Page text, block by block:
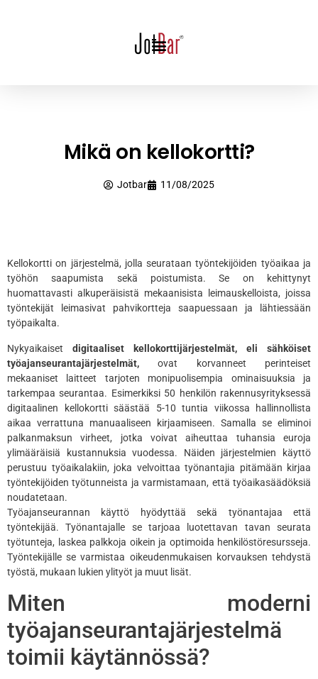
Mikä on kellokortti?
Jotbar 11/08/2025
Kellokortti on järjestelmä, jolla seurataan työntekijöiden työaikaa ja
työhön saapumista sekä poistumista. Se on kehittynyt
huomattavasti alkuperäisistä mekaanisista leimauskelloista, joissa
työntekijät leimasivat pahvikortteja saapuessaan ja lähtiessään
työpaikalta.
Nykyaikaiset digitaaliset kellokorttijärjestelmät, eli sähköiset
työajanseurantajärjestelmät, ovat korvanneet perinteiset
mekaaniset laitteet tarjoten monipuolisempia ominaisuuksia ja
tarkempaa seurantaa. Esimerkiksi 50 henkilön rakennusyrityksessä
digitaalinen kellokortti säästää 5-10 tuntia viikossa hallinnollista
aikaa verrattuna manuaaliseen kirjaamiseen. Samalla se eliminoi
palkanmaksun virheet, jotka voivat aiheuttaa tuhansia euroja
ylimääräisiä kustannuksia vuodessa. Näiden järjestelmien käyttö
perustuu työaikalakiin, joka velvoittaa työnantajia pitämään kirjaa
työntekijöiden työtunneista ja varmistamaan, että työaikasäädöksiä
noudatetaan.
Työajanseurannan käyttö hyödyttää sekä työnantajaa että
työntekijää. Työnantajalle se tarjoaa luotettavan tavan seurata
työtunteja, laskea palkkoja oikein ja optimoida henkilöstöresursseja.
Työntekijälle se varmistaa oikeudenmukaisen korvauksen tehdystä
työstä, mukaan lukien ylityöt ja muut lisät.
Miten moderni
työajanseurantajärjestelmä
toimii käytännössä?